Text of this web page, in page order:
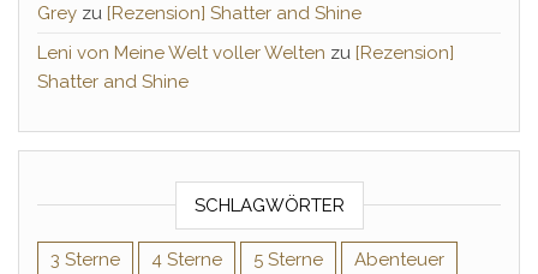
Grey zu [Rezension] Shatter and Shine
Leni von Meine Welt voller Welten zu [Rezension]
Shatter and Shine
SCHLAGWÖRTER
3 Sterne 4 Sterne 5 Sterne
Abenteuer